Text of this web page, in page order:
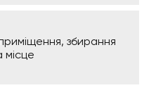
збирання
місце